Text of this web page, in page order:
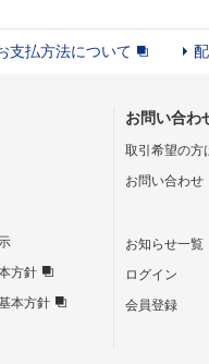
支払方法について
方針
本方針
お問い合わ
取引希望の方
お問い合わせ
お知らせ一覧
ログイン
会員登録